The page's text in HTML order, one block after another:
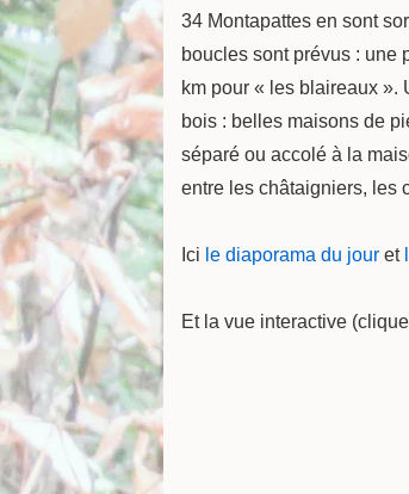
34 Montapattes en sont
boucles sont prévus : une
km pour « les blaireaux ».
bois : belles maisons de
séparé ou accolé à la
entre les châtaigniers, les
Ici le diaporama du jour et
Et la vue interactive